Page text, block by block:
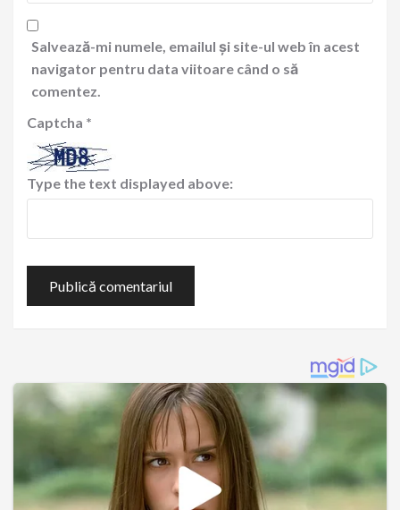
Salvează-mi numele, emailul și site-ul web în acest
navigator pentru data viitoare când o să
comentez.
Captcha *
Type the text displayed above: